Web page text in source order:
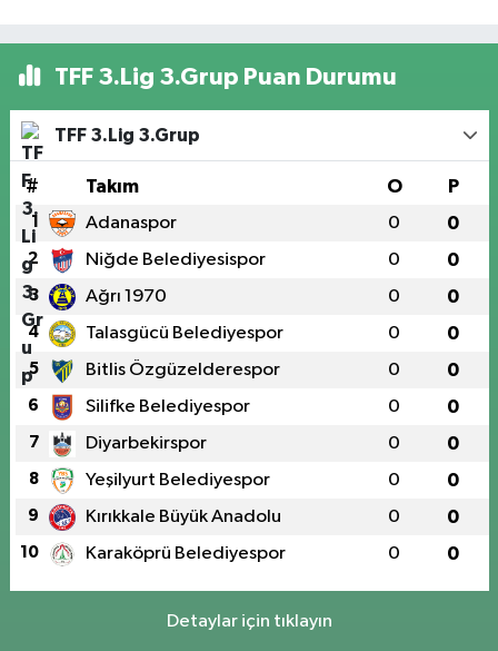
TFF 3.Lig 3.Grup Puan Durumu
TFF 3.Lig 3.Grup
# Takım O P
1 Adanaspor 0 0
2 Niğde Belediyesispor 0 0
3 Ağrı 1970 0 0
4 Talasgücü Belediyespor 0 0
5 Bitlis Özgüzelderespor 0 0
6 Silifke Belediyespor 0 0
7 Diyarbekirspor 0 0
8 Yeşilyurt Belediyespor 0 0
9 Kırıkkale Büyük Anadolu 0 0
10 Karaköprü Belediyespor 0 0
Detaylar için tıklayın